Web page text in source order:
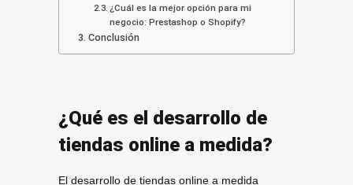
¿Cuál es la mejor opción para mi
negocio: Prestashop o Shopify?
Conclusión
¿Qué es el desarrollo de
tiendas online a medida?
El desarrollo de tiendas online a medida